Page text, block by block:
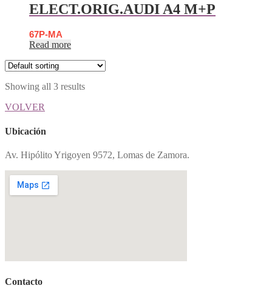
ELECT.ORIG.AUDI A4 M+P
67P-MA
Read more
Showing all 3 results
VOLVER
Ubicación
Av. Hipólito Yrigoyen 9572, Lomas de Zamora.
Contacto